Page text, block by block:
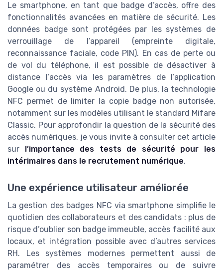
Le smartphone, en tant que badge d’accès, offre des
fonctionnalités avancées en matière de sécurité. Les
données badge sont protégées par les systèmes de
verrouillage de l’appareil (empreinte digitale,
reconnaissance faciale, code PIN). En cas de perte ou
de vol du téléphone, il est possible de désactiver à
distance l’accès via les paramètres de l’application
Google ou du système Android. De plus, la technologie
NFC permet de limiter la copie badge non autorisée,
notamment sur les modèles utilisant le standard Mifare
Classic. Pour approfondir la question de la sécurité des
accès numériques, je vous invite à consulter cet article
sur l’importance des tests de sécurité pour les
intérimaires dans le recrutement numérique.
Une expérience utilisateur améliorée
La gestion des badges NFC via smartphone simplifie le
quotidien des collaborateurs et des candidats : plus de
risque d’oublier son badge immeuble, accès facilité aux
locaux, et intégration possible avec d’autres services
RH. Les systèmes modernes permettent aussi de
paramétrer des accès temporaires ou de suivre